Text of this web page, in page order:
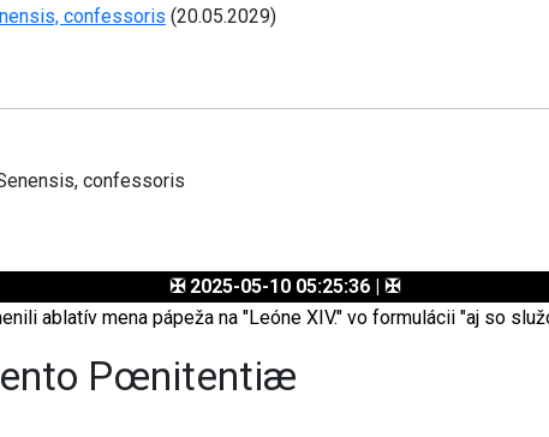
confessoris (20.05.2029)
confessoris
✠ 2025-05-10 05:25:36 | ✠
ablatív mena pápeža na "Leóne XIV." vo formulácii "aj so
Pœnitentiæ